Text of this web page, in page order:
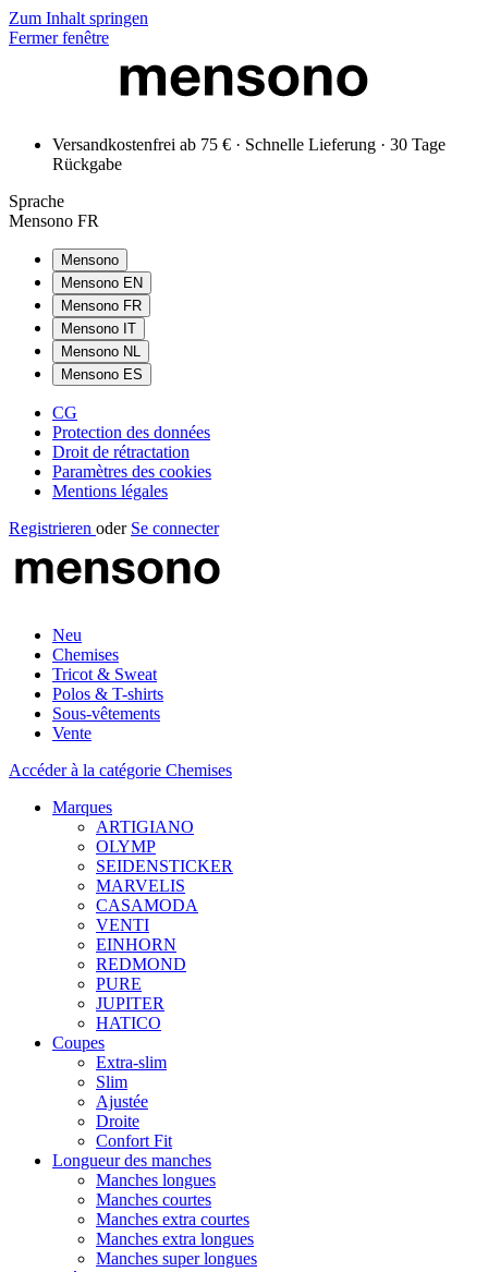
Zum Inhalt springen
Fermer fenêtre
Versandkostenfrei ab 75 € · Schnelle Lieferung · 30 Tage
Rückgabe
Sprache
Mensono FR
Mensono
Mensono EN
Mensono FR
Mensono IT
Mensono NL
Mensono ES
CG
Protection des données
Droit de rétractation
Paramètres des cookies
Mentions légales
Registrieren oder Se connecter
Neu
Chemises
Tricot & Sweat
Polos & T-shirts
Sous-vêtements
Vente
Accéder à la catégorie Chemises
Marques
ARTIGIANO
OLYMP
SEIDENSTICKER
MARVELIS
CASAMODA
VENTI
EINHORN
REDMOND
PURE
JUPITER
HATICO
Coupes
Extra-slim
Slim
Ajustée
Droite
Confort Fit
Longueur des manches
Manches longues
Manches courtes
Manches extra courtes
Manches extra longues
Manches super longues